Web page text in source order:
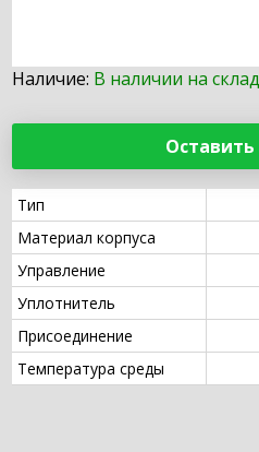
Наличие: В наличии на
Оставить
Тип
Материал корпуса
Управление
Уплотнитель
Присоединение
Температура среды